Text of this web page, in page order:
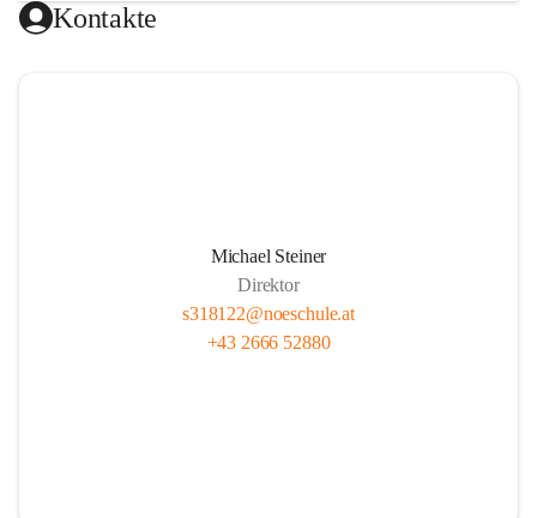
Kontakte
Michael Steiner
Direktor
s318122@noeschule.at
+43 2666 52880